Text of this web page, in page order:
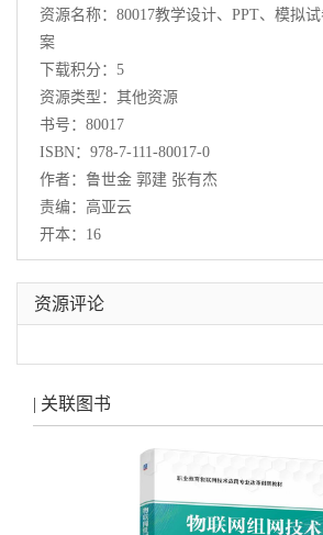
资源名称：80017教学设计、PPT、模拟
案
下载积分：5
资源类型：其他资源
书号：80017
ISBN：978-7-111-80017-0
作者：鲁世金 郭建 张有杰
责编：高亚云
开本：16
资源评论
| 关联图书